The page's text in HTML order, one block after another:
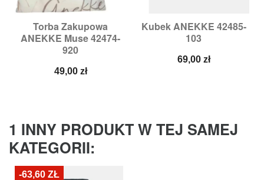
Torba Zakupowa
ANEKKE Muse 42474-
920
Cena
49,00 zł
Kubek ANEKKE 42485-
103
Cena
69,00 zł
1 INNY PRODUKT W TEJ SAMEJ
KATEGORII:
-63,60 ZŁ